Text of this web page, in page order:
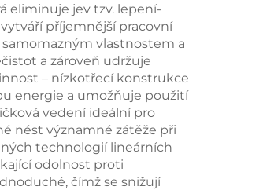
eliminuje jev tzv. lepení-
příjemnější pracovní
vlastnostem a
a zároveň udržuje
– nízkotřecí konstrukce
energie a umožňuje použití
vedení ideální pro
nést významné zátěže při
technologií lineárních
odolnost proti
čímž se snižují